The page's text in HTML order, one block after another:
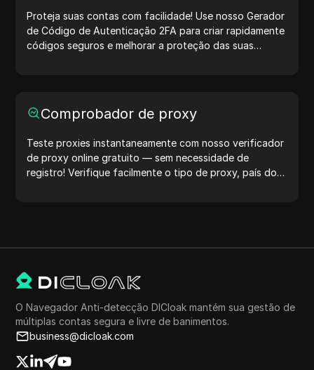
Proteja suas contas com facilidade! Use nosso Gerador
de Código de Autenticação 2FA para criar rapidamente
códigos seguros e melhorar a proteção das suas
Comprobador de proxy
Teste proxies instantaneamente com nosso verificador
de proxy online gratuito — sem necessidade de
registro! Verifique facilmente o tipo de proxy, país do
O Navegador Anti-detecção DICloak mantém sua gestão de
múltiplas contas segura e livre de banimentos.
business@dicloak.com